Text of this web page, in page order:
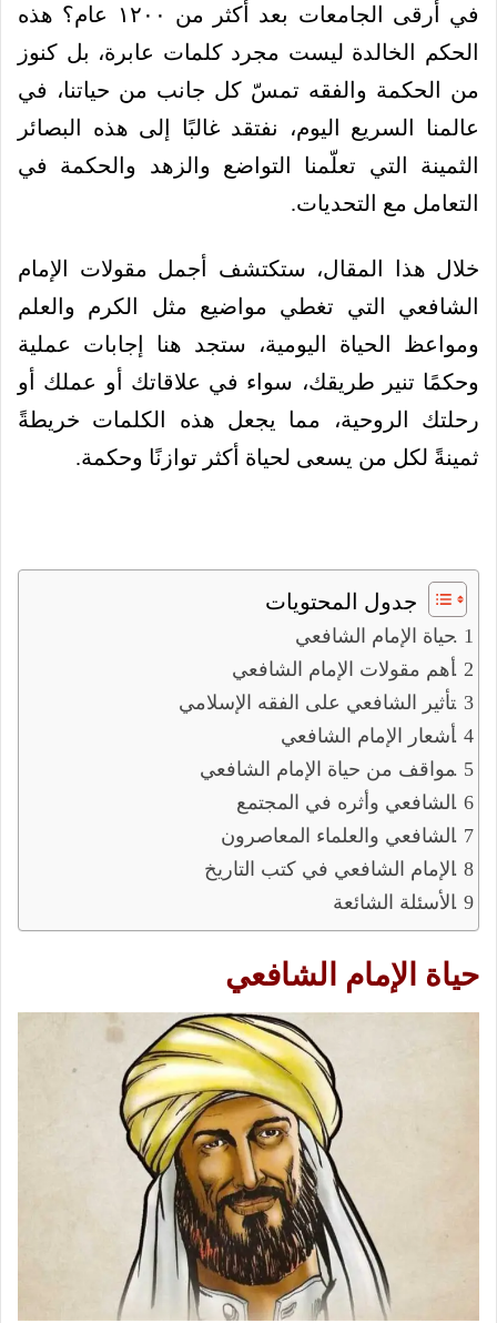
في أرقى الجامعات بعد أكثر من ١٢٠٠ عام؟ هذه
الحكم الخالدة ليست مجرد كلمات عابرة، بل كنوز
من الحكمة والفقه تمسّ كل جانب من حياتنا، في
عالمنا السريع اليوم، نفتقد غالبًا إلى هذه البصائر
الثمينة التي تعلّمنا التواضع والزهد والحكمة في
التعامل مع التحديات.
خلال هذا المقال، ستكتشف أجمل مقولات الإمام
الشافعي التي تغطي مواضيع مثل الكرم والعلم
ومواعظ الحياة اليومية، ستجد هنا إجابات عملية
وحكمًا تنير طريقك، سواء في علاقاتك أو عملك أو
رحلتك الروحية، مما يجعل هذه الكلمات خريطةً
ثمينةً لكل من يسعى لحياة أكثر توازنًا وحكمة.
جدول المحتويات
حياة الإمام الشافعي
أهم مقولات الإمام الشافعي
تأثير الشافعي على الفقه الإسلامي
أشعار الإمام الشافعي
مواقف من حياة الإمام الشافعي
الشافعي وأثره في المجتمع
الشافعي والعلماء المعاصرون
الإمام الشافعي في كتب التاريخ
الأسئلة الشائعة
حياة الإمام الشافعي